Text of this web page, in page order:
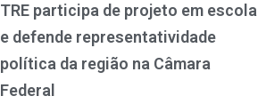
TRE participa de projeto em escola
e defende representatividade
política da região na Câmara
Federal